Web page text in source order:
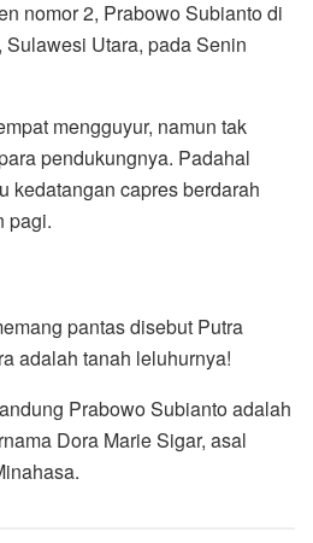
nomor 2, Prabowo Subianto di
Utara, pada Senin
mengguyur, namun tak
pendukungnya. Padahal
kedatangan capres berdarah
pagi.
pantas disebut Putra
adalah tanah leluhurnya!
Prabowo Subianto adalah
Dora Marie Sigar, asal